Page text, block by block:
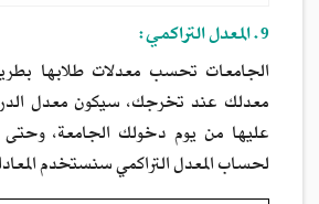
9. المعدل التراكمي:
الجامعات تحسب معدلات طلابها
معدلك عند تخرجك، سيكون معدل
عليها من يوم دخولك الجامعة،
لحساب المعدل التراكمي سنستخدم